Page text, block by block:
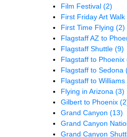
Film Festival (2)
First Friday Art Walk
First Time Flying (2)
Flagstaff AZ to
Flagstaff Shuttle (9)
Flagstaff to Phoenix
Flagstaff to Sedona
Flagstaff to Williams
Flying in Arizona (3)
Gilbert to Phoenix
Grand Canyon (13)
Grand Canyon
Grand Canyon